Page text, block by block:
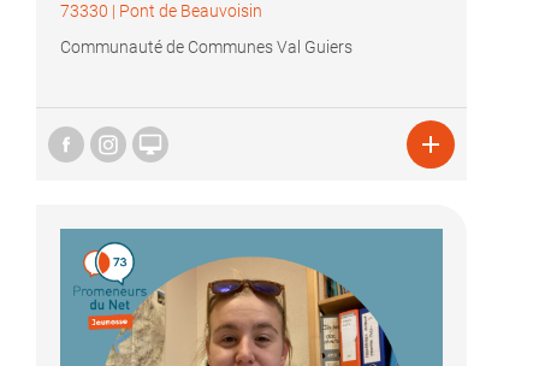
73330 | Pont de Beauvoisin
Communauté de Communes Val Guiers
 